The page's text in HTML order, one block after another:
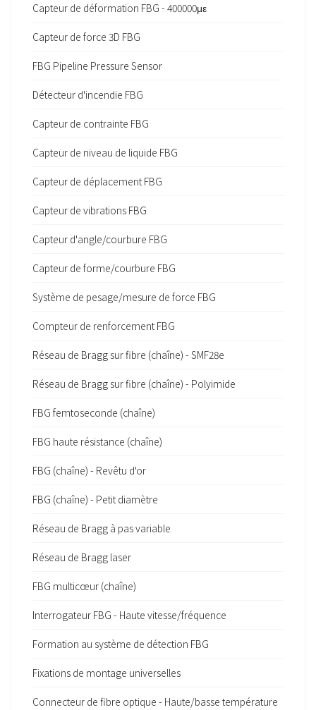
Capteur de déformation FBG - 400000με
Capteur de force 3D FBG
FBG Pipeline Pressure Sensor
Détecteur d'incendie FBG
Capteur de contrainte FBG
Capteur de niveau de liquide FBG
Capteur de déplacement FBG
Capteur de vibrations FBG
Capteur d'angle/courbure FBG
Capteur de forme/courbure FBG
Système de pesage/mesure de force FBG
Compteur de renforcement FBG
Réseau de Bragg sur fibre (chaîne) - SMF28e
Réseau de Bragg sur fibre (chaîne) - Polyimide
FBG femtoseconde (chaîne)
FBG haute résistance (chaîne)
FBG (chaîne) - Revêtu d'or
FBG (chaîne) - Petit diamètre
Réseau de Bragg à pas variable
Réseau de Bragg laser
FBG multicœur (chaîne)
Interrogateur FBG - Haute vitesse/fréquence
Formation au système de détection FBG
Fixations de montage universelles
Connecteur de fibre optique - Haute/basse température